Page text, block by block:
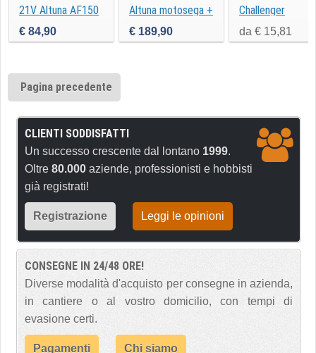
21V Altuna AF150
€ 84,90
Altuna motosega +
forbice + asta
€ 189,90
Challenger
da € 15,81
Pagina precedente
CLIENTI SODDISFATTI
Un successo crescente dal lontano 1999.
Oltre 80.000 aziende, professionisti e hobbisti
già registrati!
Registrazione Leggi le opinioni
CONSEGNE IN 24/48 ORE!
Diverse modalità d'acquisto per consegne in azienda,
in cantiere o al vostro domicilio, con tempi di
evasione certi.
Pagamenti Chi siamo